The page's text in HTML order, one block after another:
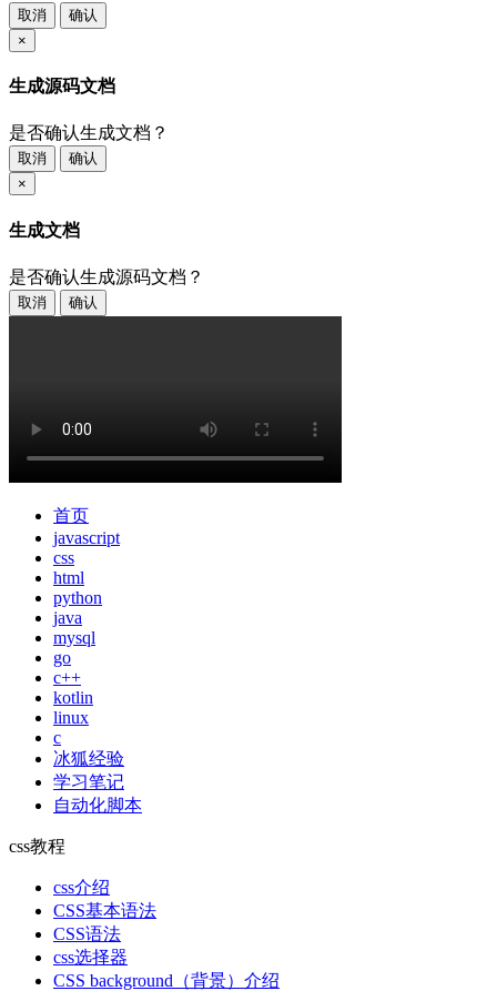
取消
确认
×
生成源码文档
是否确认生成文档？
取消
确认
×
生成文档
是否确认生成源码文档？
取消 确认
首页
javascript
css
html
python
java
mysql
go
c++
kotlin
linux
c
冰狐经验
学习笔记
自动化脚本
css教程
css介绍
CSS基本语法
CSS语法
css选择器
CSS background（背景）介绍